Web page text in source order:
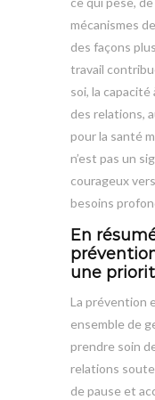
mécanismes
des façons
travail
soi, la
des relations,
pour la santé
n’est pas un
courageux
besoins
En
une
La prévention
ensemble de
prendre soin
relations
de pause et